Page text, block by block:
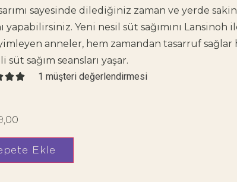
sayesinde dilediğiniz zaman ve yerde
yapabilirsiniz. Yeni nesil süt sağımını Lansinoh
anneler, hem zamandan tasarruf sağlar
süt sağım seansları yaşar.
 1 müşteri değerlendirmesi
Ekle